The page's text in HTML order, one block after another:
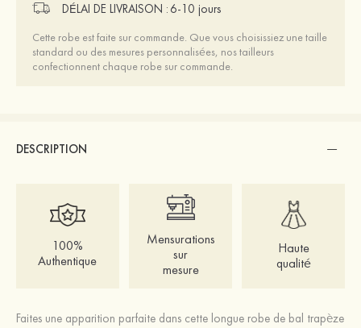
DÉLAI DE LIVRAISON : 6-10 jours
Cette robe est faite sur commande. Que vous choisissiez une taille
standard ou des mesures personnalisées, nos tailleurs
confectionnent chaque robe sur commande.
DESCRIPTION
100%
Authentique
Mensurations
sur
mesure
Haute
qualité
Faites une apparition parfaite dans cette longue robe de bal trapèze